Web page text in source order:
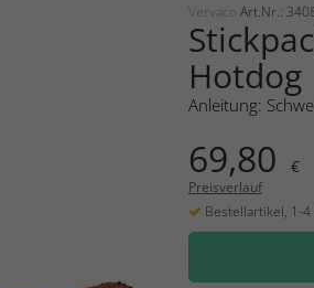
Vervaco Art.Nr.:
Hotdog
Anleitung:
69,80 €
Preisverlauf
Bestellartikel, 1-4